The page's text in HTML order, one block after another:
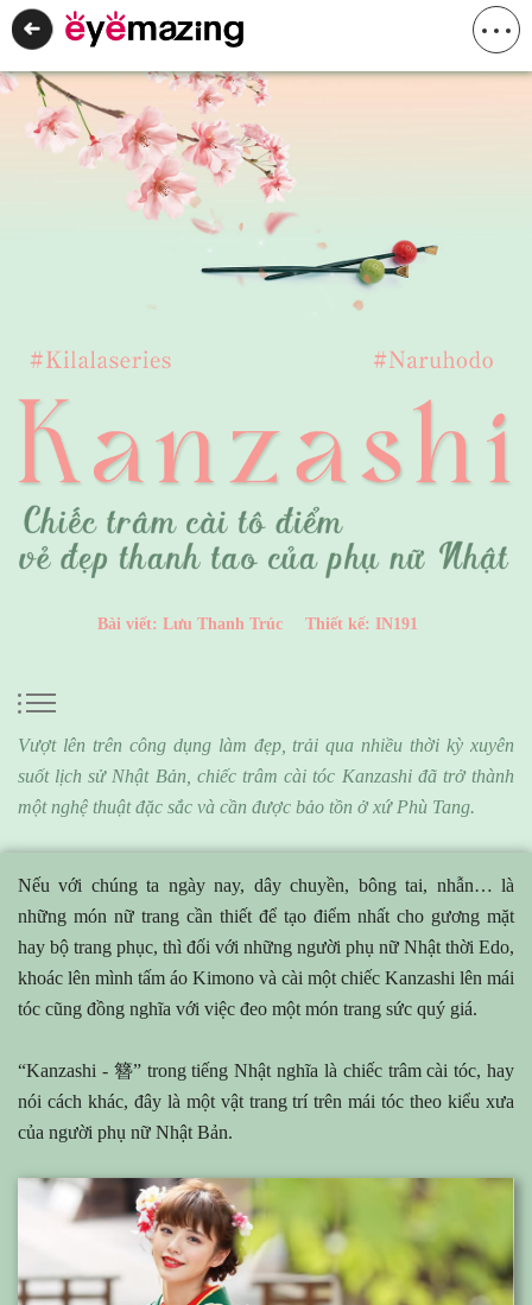
Bài viết: Lưu Thanh Trúc Thiết kế: IN191
Vượt lên trên công dụng làm đẹp, trải qua nhiều thời kỳ xuyên
suốt lịch sử Nhật Bản, chiếc trâm cài tóc Kanzashi đã trở thành
một nghệ thuật đặc sắc và cần được bảo tồn ở xứ Phù Tang.
Nếu với chúng ta ngày nay, dây chuyền, bông tai, nhẫn… là
những món nữ trang cần thiết để tạo điểm nhất cho gương mặt
hay bộ trang phục, thì đối với những người phụ nữ Nhật thời Edo,
khoác lên mình tấm áo Kimono và cài một chiếc Kanzashi lên mái
tóc cũng đồng nghĩa với việc đeo một món trang sức quý giá.
“Kanzashi - 簪” trong tiếng Nhật nghĩa là chiếc trâm cài tóc, hay
nói cách khác, đây là một vật trang trí trên mái tóc theo kiểu xưa
của người phụ nữ Nhật Bản.